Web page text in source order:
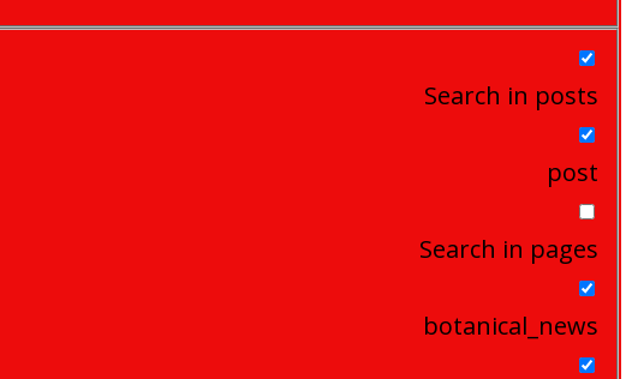
Search in posts
post
Search in pages
botanical_news